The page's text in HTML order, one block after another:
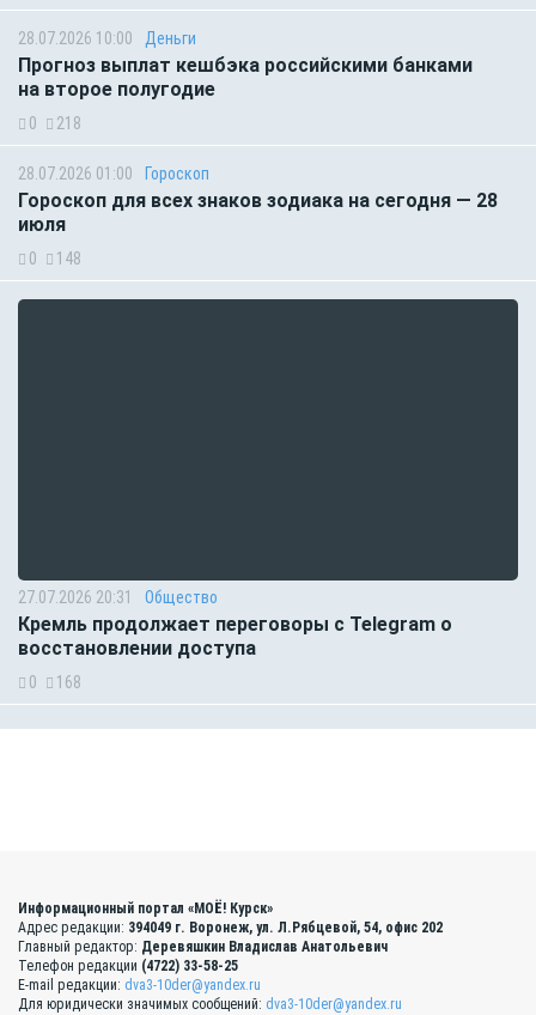
28.07.2026 10:00 Деньги
Прогноз выплат кешбэка российскими банками
на второе полугодие
0 218
28.07.2026 01:00 Гороскоп
Гороскоп для всех знаков зодиака на сегодня — 28
июля
0 148
27.07.2026 20:31 Общество
Кремль продолжает переговоры с Telegram о
восстановлении доступа
0 168
Информационный портал «МОЁ! Курск»
Адрес редакции: 394049 г. Воронеж, ул. Л.Рябцевой, 54, офис 202
Главный редактор: Деревяшкин Владислав Анатольевич
Телефон редакции (4722) 33-58-25
E-mail редакции: dva3-10der@yandex.ru
Для юридически значимых сообщений: dva3-10der@yandex.ru